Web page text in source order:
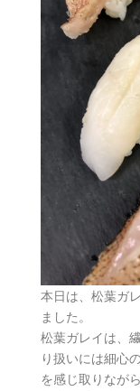
本日は、松葉ガ
ました。
松葉ガレイは、
り扱いには細心
を感じ取りなが